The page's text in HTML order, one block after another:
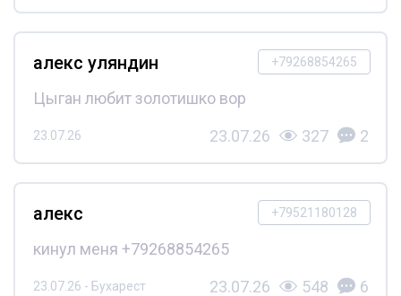
+79268854265
алекс уляндин
Цыган любит золотишко вор
23.07.26 23.07.26 327 2
+79521180128
алекс
кинул меня +79268854265
23.07.26 - Бухарест 23.07.26 548 6